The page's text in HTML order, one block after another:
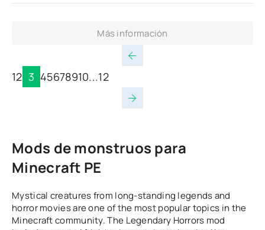
Más información
12 3 45678910...12
Mods de monstruos para
Minecraft PE
Mystical creatures from long-standing legends and
horror movies are one of the most popular topics in the
Minecraft community. The Legendary Horrors mod